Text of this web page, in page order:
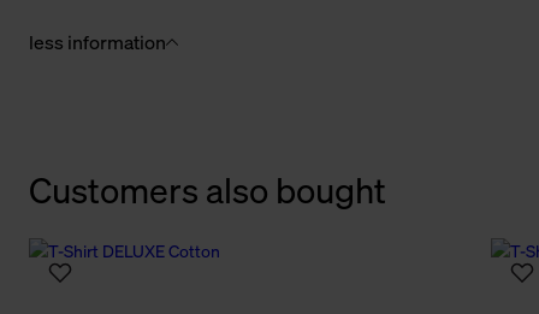
less information
Customers also bought